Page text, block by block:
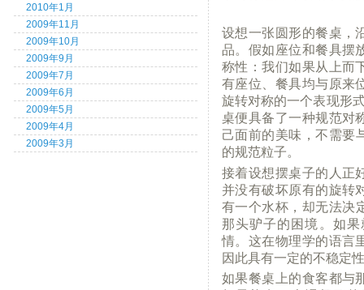
2010年1月
2009年11月
2009年10月
2009年9月
2009年7月
2009年6月
2009年5月
2009年4月
2009年3月
设想一张圆形的餐桌，
品。假如座位和餐具摆
称性：我们如果从上而
有座位、餐具均与原来
旋转对称的一个表现形
桌便具备了一种规范对
己面前的美味，不需
的规范粒子。
接着设想摆桌子的人正
并没有破坏原有的旋转
有一个水杯，却无法
那头驴子的困境。如
情。这在物理学的语言
因此具有一定的不稳定
如果餐桌上的食客都与